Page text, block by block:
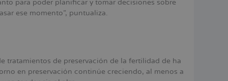
para poder planificar y tomar decisiones sobre
ese momento”, puntualiza.
tratamientos de preservación de la fertilidad de ha
en preservación continúe creciendo, al menos a